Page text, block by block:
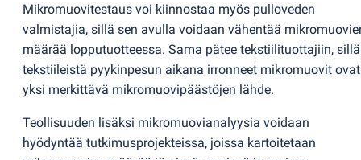
Mikromuovitestaus voi kiinnostaa myös pulloveden
valmistajia, sillä sen avulla voidaan vähentää
määrää lopputuotteessa. Sama pätee tekstiilituottajiin, sillä
tekstiileistä pyykinpesun aikana irronneet mikromuovit ovat
yksi merkittävä mikromuovipäästöjen lähde.
Teollisuuden lisäksi mikromuovianalyysia voidaan
hyödyntää tutkimusprojekteissa, joissa kartoitetaan